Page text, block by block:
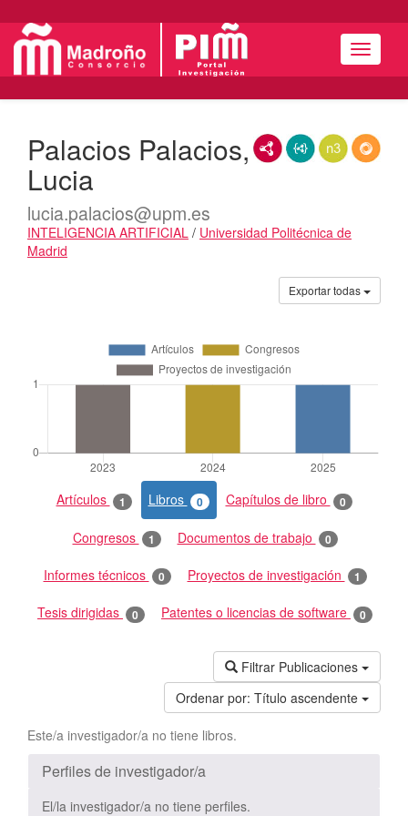
Menú
RDF/XMLJSON-LDN3/Turtle
Palacios Palacios,
Lucia
lucia.palacios@upm.es
INTELIGENCIA ARTIFICIAL / Universidad Politécnica de
Madrid
Exportar todas
Artículos 1 Libros 0 Capítulos de libro 0
Congresos 1 Documentos de trabajo 0
Informes técnicos 0 Proyectos de investigación 1
Tesis dirigidas 0 Patentes o licencias de software 0
Filtrar Publicaciones
Ordenar por: Título ascendente
Este/a investigador/a no tiene libros.
Perfiles de investigador/a
El/la investigador/a no tiene perfiles.